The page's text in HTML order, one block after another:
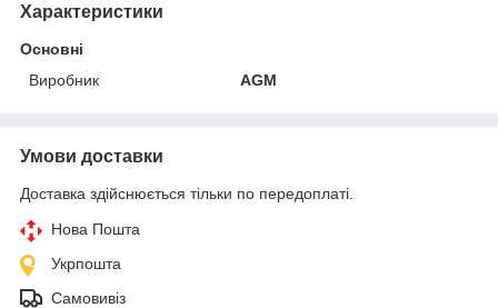
Характеристики
Основні
Виробник
AGM
Умови доставки
Доставка здійснюється тільки по передоплаті.
Нова Пошта
Укрпошта
Самовивіз